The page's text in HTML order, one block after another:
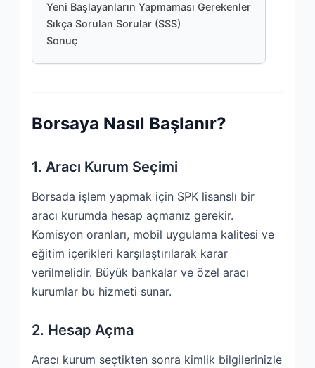
Yeni Başlayanların Yapmaması Gerekenler
Sıkça Sorulan Sorular (SSS)
Sonuç
Borsaya Nasıl Başlanır?
1. Aracı Kurum Seçimi
Borsada işlem yapmak için SPK lisanslı bir
aracı kurumda hesap açmanız gerekir.
Komisyon oranları, mobil uygulama kalitesi ve
eğitim içerikleri karşılaştırılarak karar
verilmelidir. Büyük bankalar ve özel aracı
kurumlar bu hizmeti sunar.
2. Hesap Açma
Aracı kurum seçtikten sonra kimlik bilgilerinizle